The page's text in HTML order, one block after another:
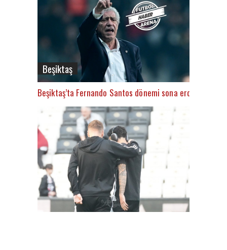
Beşiktaş
Beşiktaş’ta Fernando Santos dönemi sona erdi